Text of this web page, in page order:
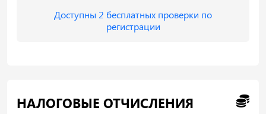
Доступны 2 бесплатных проверки по
регистрации
НАЛОГОВЫЕ ОТЧИСЛЕНИЯ